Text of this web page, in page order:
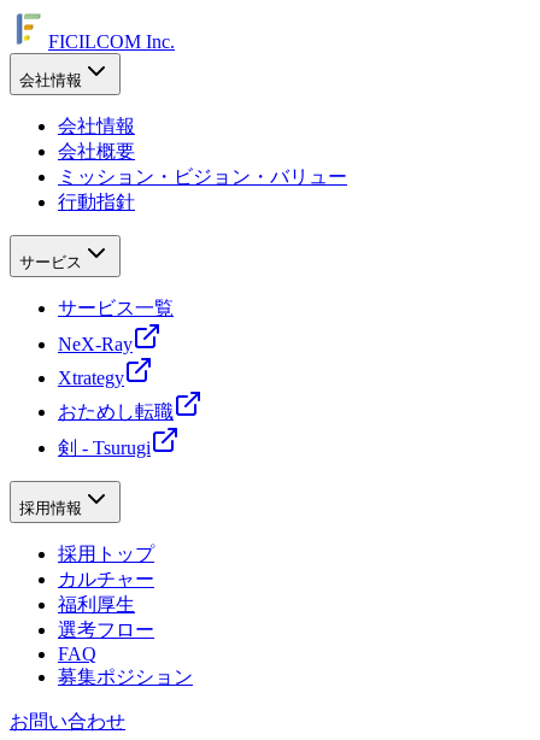
FICILCOM Inc.
会社情報
会社情報
会社概要
ミッション・ビジョン・バリュー
行動指針
サービス
サービス一覧
NeX-Ray
Xtrategy
おためし転職
剣 - Tsurugi
採用情報
採用トップ
カルチャー
福利厚生
選考フロー
FAQ
募集ポジション
お問い合わせ